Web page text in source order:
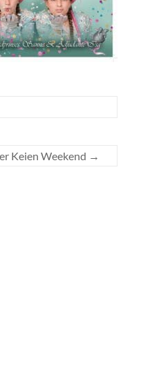
Keien Weekend →